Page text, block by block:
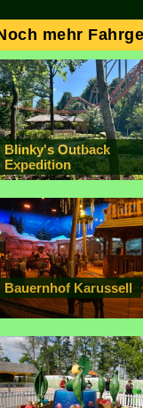
mehr
Blinky's Outback
Expedition
Bauernhof Karussell